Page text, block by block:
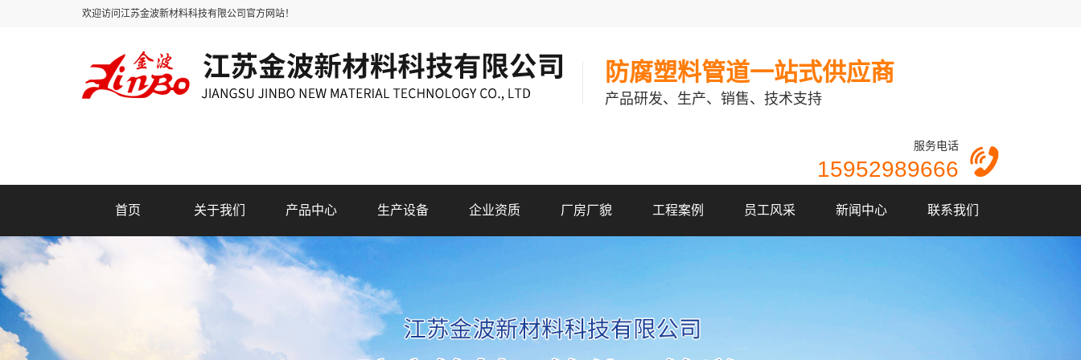
欢迎访问江苏金波新材料科技有限公司官方网站！
防腐塑料管道一站式供应商
产品研发、生产、销售、技术支持
服务电话
15952989666
首页 关于我们 产品中心 生产设备 企业资质 厂房厂貌 工程案例 员工风采 新闻中心 联系我们